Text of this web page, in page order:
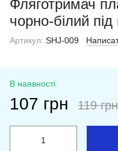
Фляготримач
чорно-білий
Артикул: SHJ-009
В наявності
107 грн 119 грн